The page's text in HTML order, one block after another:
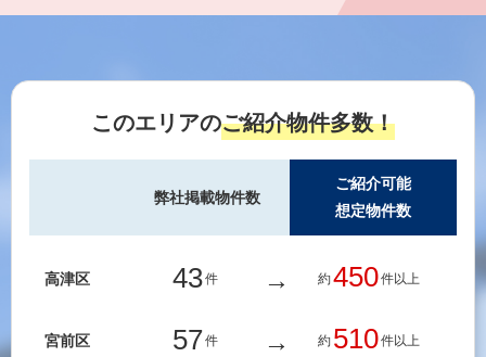
このエリアのご紹介物件多数！
弊社掲載物件数
ご紹介可能
想定物件数
高津区 43件 約450件以上
宮前区 57件 約 510件以上